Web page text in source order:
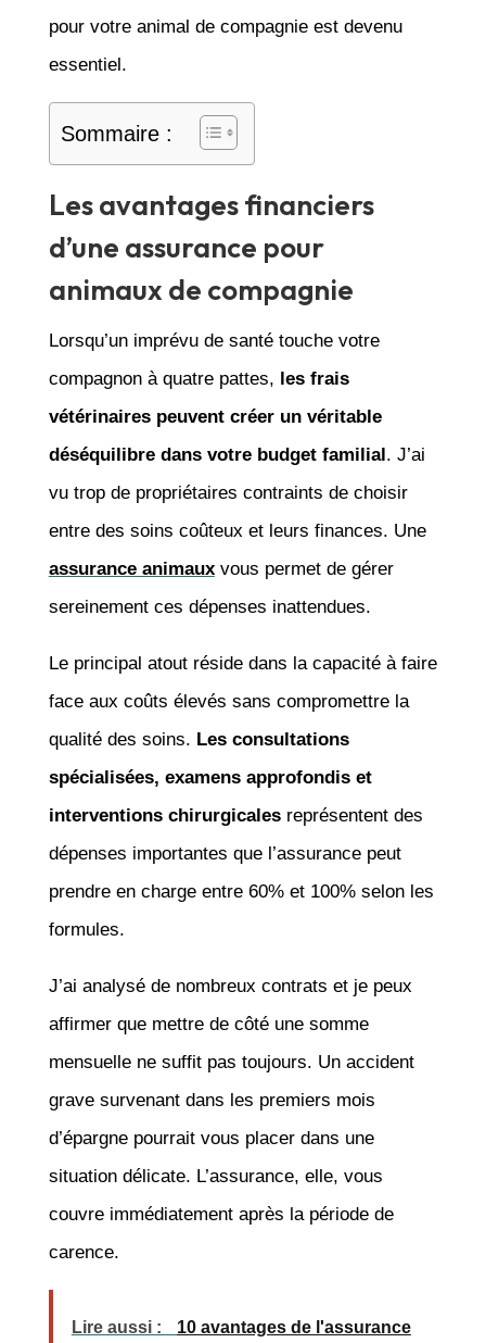
pour votre animal de compagnie est devenu
essentiel.
Sommaire :
Les avantages financiers
d’une assurance pour
animaux de compagnie
Lorsqu’un imprévu de santé touche votre
compagnon à quatre pattes, les frais
vétérinaires peuvent créer un véritable
déséquilibre dans votre budget familial. J’ai
vu trop de propriétaires contraints de choisir
entre des soins coûteux et leurs finances. Une
assurance animauxvous permet de gérer
sereinement ces dépenses inattendues.
Le principal atout réside dans la capacité à faire
face aux coûts élevés sans compromettre la
qualité des soins. Les consultations
spécialisées, examens approfondis et
interventions chirurgicalesreprésentent des
dépenses importantes que l’assurance peut
prendre en charge entre 60% et 100% selon les
formules.
J’ai analysé de nombreux contrats et je peux
affirmer que mettre de côté une somme
mensuelle ne suffit pas toujours. Un accident
grave survenant dans les premiers mois
d’épargne pourrait vous placer dans une
situation délicate. L’assurance, elle, vous
couvre immédiatement après la période de
carence.
Lire aussi : 10 avantages de l'assurance